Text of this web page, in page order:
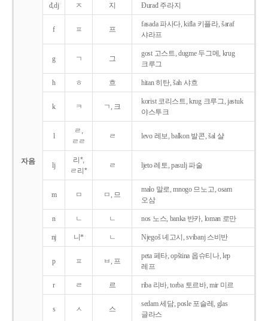
자음
đ,dj ㅈ 지 Ðurađ 주라지
f ㅍ 프
fasada 파사다, kifla 키플라, šaraf
샤라프
g ㄱ 그
gost 고스트, dugme 두그메, krug
크루그
h ㅎ 흐 hitan 히탄, šah 샤흐
k ㅋ ㄱ, 크
korist 코리스트, krug 크루그, jastuk
야스투크
l
ㄹ,
ㄹㄹ
ㄹ levo 레보, balkon 발콘, šal 샬
lj
리*,
ㄹ리*
ㄹ ljeto 레토, pasulj 파술
m ㅁ ㅁ, 므
malo 말로, mnogo 므노고, osam
오삼
n ㄴ ㄴ nos 노스, banka 반카, loman 로만
nj 니* ㄴ Njegoš 녜고시, svibanj 스비반
p ㅍ ㅂ, 프
peta 페타, opština 옵슈티나, lep
레프
r ㄹ 르 riba 리바, torba 토르바, mir 미르
s ㅅ 스
sedam 세담, posle 포슬레, glas
글라스